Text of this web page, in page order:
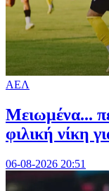
ΑΕΛ
Μειωμένα...
φιλική νίκη
06-08-2026 20:51